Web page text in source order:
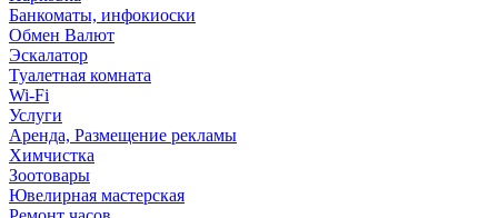
Банкоматы, инфокиоски
Обмен Валют
Эскалатор
Туалетная комната
Wi-Fi
Услуги
Аренда, Размещение рекламы
Химчистка
Зоотовары
Ювелирная мастерская